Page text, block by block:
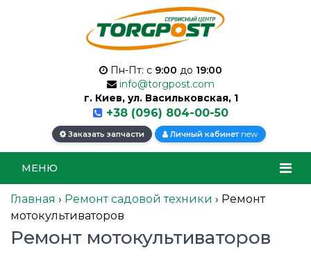
Пн-Пт: с 9:00 до 19:00
info@torgpost.com
г. Киев, ул. Васильковская, 1
+38 (096) 804-00-50
Заказать запчасти Личный кабинет new
МЕНЮ
Главная › Ремонт садовой техники › Ремонт
мотокультиваторов
Ремонт мотокультиваторов